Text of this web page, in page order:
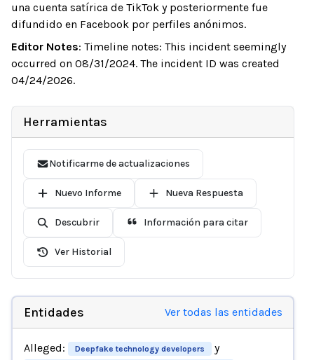
una cuenta satírica de TikTok y posteriormente fue
difundido en Facebook por perfiles anónimos.
Editor Notes: Timeline notes: This incident seemingly
occurred on 08/31/2024. The incident ID was created
04/24/2026.
Herramientas
Notificarme de actualizaciones
Nuevo Informe Nueva Respuesta
Descubrir Información para citar
Ver Historial
Entidades Ver todas las entidades
Alleged: Deepfake technology developers y